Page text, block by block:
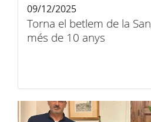
Torna el betlem de la
més de 10 anys
09/12/2025